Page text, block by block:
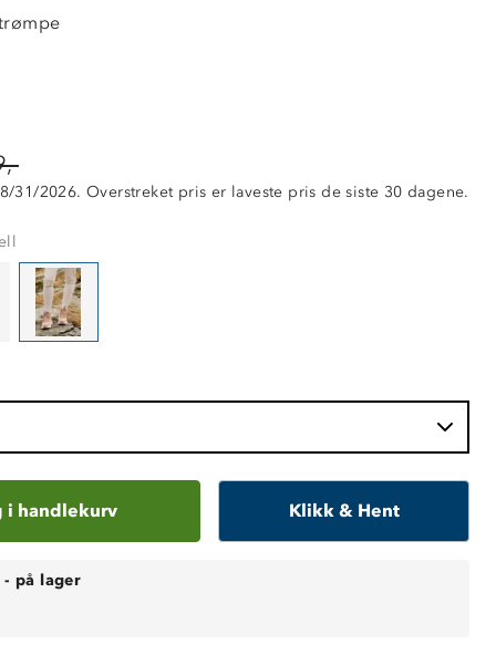
31/2026. Overstreket pris er laveste pris de siste 30 dagene.
i handlekurv Klikk & Hent
- på lager